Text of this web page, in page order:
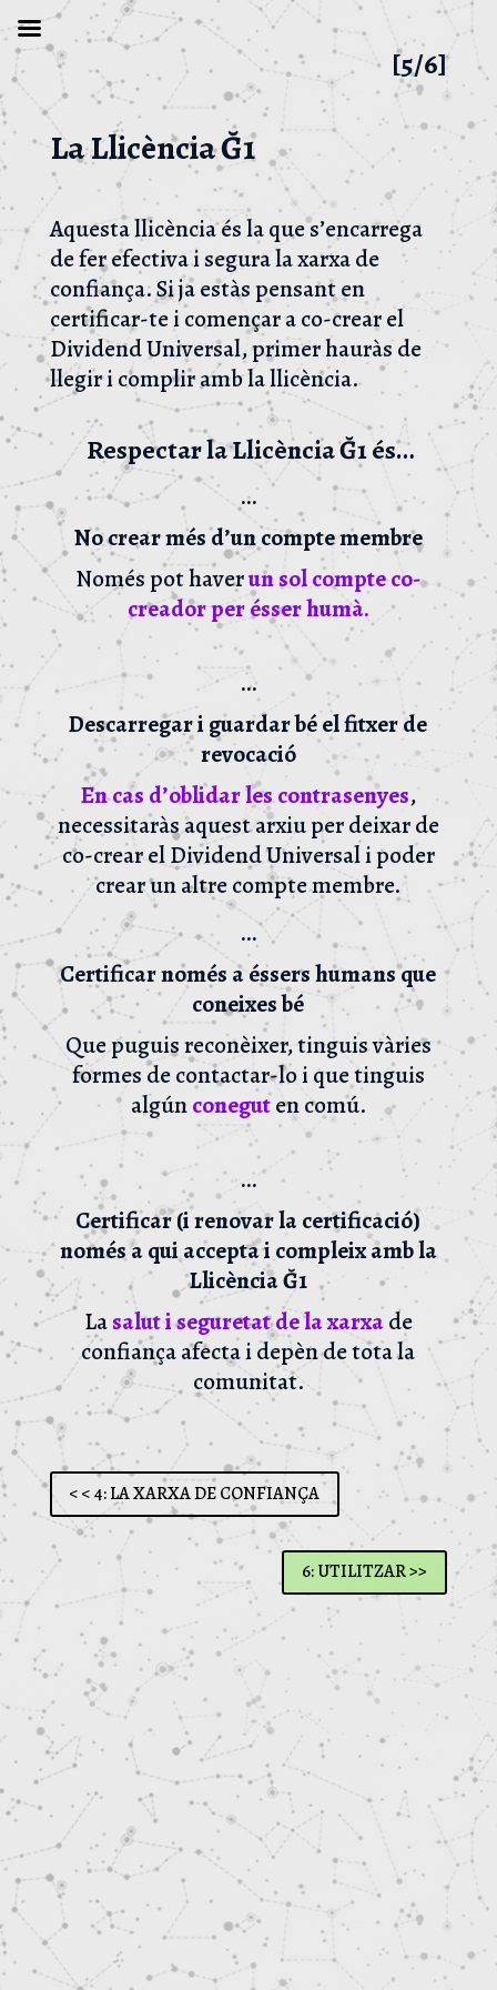
[5/6]
La Llicència Ğ1
Aquesta llicència és la que s’encarrega
de fer efectiva i segura la xarxa de
confiança. Si ja estàs pensant en
certificar-te i començar a co-crear el
Dividend Universal, primer hauràs de
llegir i complir amb la llicència.
Respectar la LlicènciaĞ1 és…
…
No crear més d’un compte membre
Només pot haverun sol compte co-
creador per ésser humà.
…
Descarregar i guardar bé el fitxer de
revocació
En cas d’oblidar les contrasenyes,
necessitaràs aquest arxiu per deixar de
co-crear el Dividend Universal i poder
crear un altre compte membre.
…
Certificar només a éssers humans que
coneixes bé
Que puguis reconèixer, tinguis vàries
formes de contactar-lo i que tinguis
algúnconeguten comú.
…
Certificar (i renovar la certificació)
només a qui accepta i compleix amb la
LlicènciaĞ1
Lasalut i seguretat de la xarxade
confiança afecta i depèn de tota la
comunitat.
< < 4: LA XARXA DE CONFIANÇA
6: UTILITZAR >>